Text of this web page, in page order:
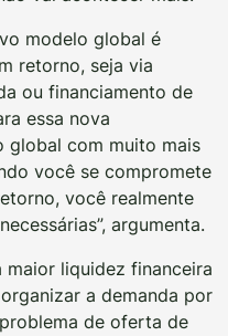
modelo global é
retorno, seja via
ou financiamento de
essa nova
global com muito mais
você se compromete
você realmente
argumenta.
maior liquidez financeira
a demanda por
de oferta de